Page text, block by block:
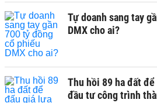
Tự doanh sang tay
DMX cho ai?
Thu hồi 89 ha đất
đầu tư công trình